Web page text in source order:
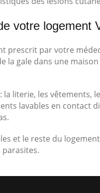
votre logement
prescrit par votre
la gale dans une
literie, les vêtements,
lavables en contact
et le reste du